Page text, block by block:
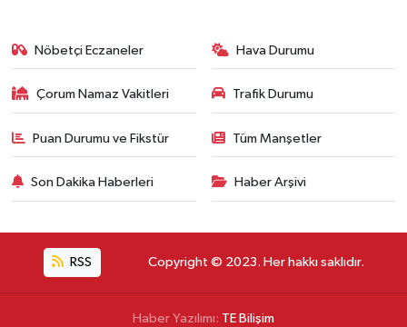
Nöbetçi Eczaneler Hava Durumu
Çorum Namaz Vakitleri Trafik Durumu
Puan Durumu ve Fikstür Tüm Manşetler
Son Dakika Haberleri Haber Arşivi
RSS Copyright © 2023. Her hakkı saklıdır.
Haber Yazılımı: TE Bilişim